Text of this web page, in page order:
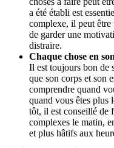
a été établi est
complexe, il peut
de garder une
distraire.
Chaque chose en
Il est toujours bon de
que son corps et son
comprendre quand
quand vous êtes plus
tôt, il est conseillé de
complexes le matin,
et plus hâtifs aux